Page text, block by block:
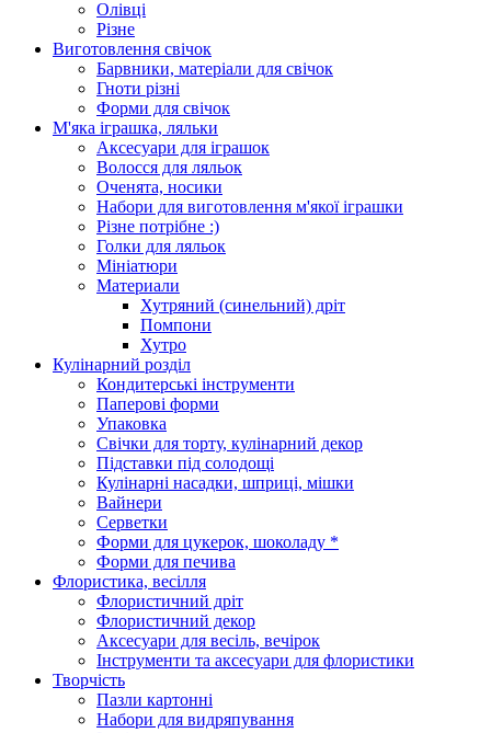
Олівці
Різне
Виготовлення свічок
Барвники, матеріали для свічок
Гноти різні
Форми для свічок
М'яка іграшка, ляльки
Аксесуари для іграшок
Волосся для ляльок
Оченята, носики
Набори для виготовлення м'якої іграшки
Різне потрібне :)
Голки для ляльок
Мініатюри
Материали
Хутряний (синельний) дріт
Помпони
Хутро
Кулінарний розділ
Кондитерські інструменти
Паперові форми
Упаковка
Свічки для торту, кулінарний декор
Підставки під солодощі
Кулінарні насадки, шприці, мішки
Вайнери
Серветки
Форми для цукерок, шоколаду *
Форми для печива
Флористика, весілля
Флористичний дріт
Флористичний декор
Аксесуари для весіль, вечірок
Інструменти та аксесуари для флористики
Творчість
Пазли картонні
Набори для видряпування